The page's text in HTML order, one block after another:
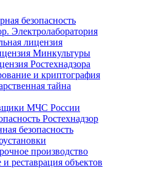
безопасность
Электролаборатория
лицензия
Минкультуры
Ростехнадзора
и криптография
тайна
МЧС России
Ростехнадзор
безопасность
производство
реставрация объектов